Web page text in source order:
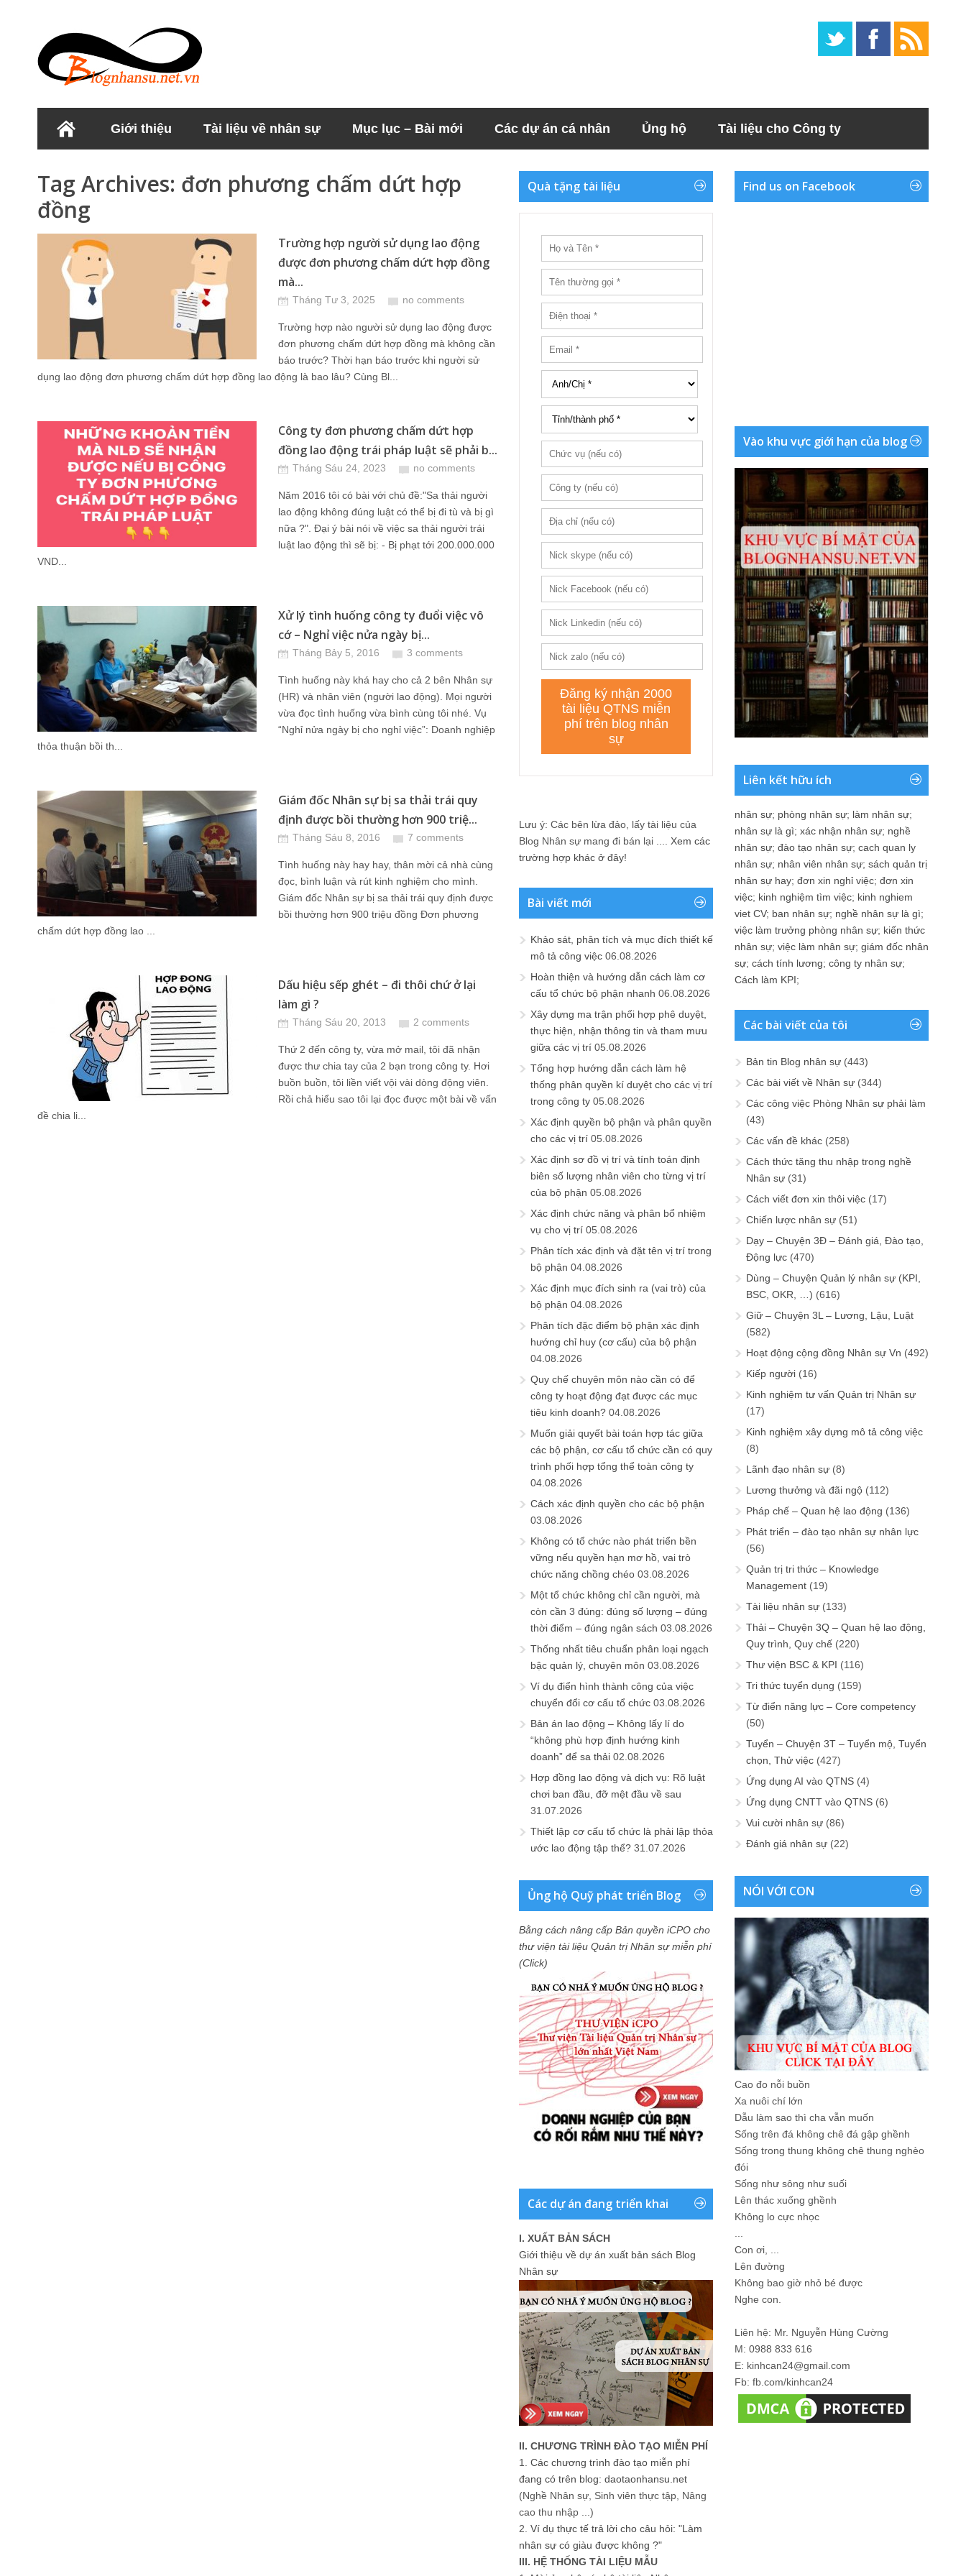
Giới thiệu Tài liệu về nhân sự Mục lục – Bài mới Các dự án cá nhân Ủng hộ Tài liệu cho Công ty
Tag Archives: đơn phương chấm dứt hợp
đồng
Trường hợp người sử dụng lao động
được đơn phương chấm dứt hợp đồng
mà...
Tháng Tư 3, 2025 no comments
Trường hợp nào người sử dụng lao động được
đơn phương chấm dứt hợp đồng mà không cần
báo trước? Thời hạn báo trước khi người sử
dụng lao động đơn phương chấm dứt hợp đồng lao động là bao lâu? Cùng Bl...
Công ty đơn phương chấm dứt hợp
đồng lao động trái pháp luật sẽ phải b...
Tháng Sáu 24, 2023 no comments
Năm 2016 tôi có bài với chủ đề:"Sa thải người
lao động không đúng luật có thể bị đi tù và bị gì
nữa ?". Đại ý bài nói về việc sa thải người trái
luật lao động thì sẽ bị: - Bị phạt tới 200.000.000
VND...
Xử lý tình huống công ty đuổi việc vô
cớ – Nghỉ việc nửa ngày bị...
Tháng Bảy 5, 2016 3 comments
Tình huống này khá hay cho cả 2 bên Nhân sự
(HR) và nhân viên (người lao động). Mọi người
vừa đọc tình huống vừa bình cùng tôi nhé. Vụ
“Nghỉ nửa ngày bị cho nghỉ việc”: Doanh nghiệp
thỏa thuận bồi th...
Giám đốc Nhân sự bị sa thải trái quy
định được bồi thường hơn 900 triệ...
Tháng Sáu 8, 2016 7 comments
Tình huống này hay hay, thân mời cả nhà cùng
đọc, bình luận và rút kinh nghiệm cho mình.
Giám đốc Nhân sự bị sa thải trái quy định được
bồi thường hơn 900 triệu đồng Đơn phương
chấm dứt hợp đồng lao ...
Dấu hiệu sếp ghét – đi thôi chứ ở lại
làm gì ?
Tháng Sáu 20, 2013 2 comments
Thứ 2 đến công ty, vừa mở mail, tôi đã nhận
được thư chia tay của 2 bạn trong công ty. Hơi
buồn buồn, tôi liền viết vội vài dòng động viên.
Rồi chả hiểu sao tôi lại đọc được một bài về vấn
đề chia li...
Quà tặng tài liệu
Lưu ý: Các bên lừa đảo, lấy tài liệu của
Blog Nhân sự mang đi bán lại .... Xem các
trường hợp khác ở đây!
Bài viết mới
Khảo sát, phân tích và mục đích thiết kế
mô tả công việc 06.08.2026
Hoàn thiện và hướng dẫn cách làm cơ
cấu tổ chức bộ phận nhanh 06.08.2026
Xây dựng ma trận phối hợp phê duyệt,
thực hiện, nhận thông tin và tham mưu
giữa các vị trí 05.08.2026
Tổng hợp hướng dẫn cách làm hệ
thống phân quyền kí duyệt cho các vị trí
trong công ty 05.08.2026
Xác định quyền bộ phận và phân quyền
cho các vị trí 05.08.2026
Xác định sơ đồ vị trí và tính toán định
biên số lượng nhân viên cho từng vị trí
của bộ phận 05.08.2026
Xác định chức năng và phân bổ nhiệm
vụ cho vị trí 05.08.2026
Phân tích xác định và đặt tên vị trí trong
bộ phận 04.08.2026
Xác định mục đích sinh ra (vai trò) của
bộ phận 04.08.2026
Phân tích đặc điểm bộ phận xác định
hướng chỉ huy (cơ cấu) của bộ phận
04.08.2026
Quy chế chuyên môn nào cần có để
công ty hoạt động đạt được các mục
tiêu kinh doanh? 04.08.2026
Muốn giải quyết bài toán hợp tác giữa
các bộ phận, cơ cấu tổ chức cần có quy
trình phối hợp tổng thể toàn công ty
04.08.2026
Cách xác định quyền cho các bộ phận
03.08.2026
Không có tổ chức nào phát triển bền
vững nếu quyền hạn mơ hồ, vai trò
chức năng chồng chéo 03.08.2026
Một tổ chức không chỉ cần người, mà
còn cần 3 đúng: đúng số lượng – đúng
thời điểm – đúng ngân sách 03.08.2026
Thống nhất tiêu chuẩn phân loại ngạch
bậc quản lý, chuyên môn 03.08.2026
Ví dụ điển hình thành công của việc
chuyển đổi cơ cấu tổ chức 03.08.2026
Bản án lao động – Không lấy lí do
“không phù hợp định hướng kinh
doanh” để sa thải 02.08.2026
Hợp đồng lao động và dịch vụ: Rõ luật
chơi ban đầu, đỡ mệt đầu về sau
31.07.2026
Thiết lập cơ cấu tổ chức là phải lập thỏa
ước lao động tập thể? 31.07.2026
Ủng hộ Quỹ phát triển Blog
Bằng cách nâng cấp Bản quyền iCPO cho
thư viện tài liệu Quản trị Nhân sự miễn phí
(Click)
Các dự án đang triển khai
I. XUẤT BẢN SÁCH
Giới thiệu về dự án xuất bản sách Blog
Nhân sự
II. CHƯƠNG TRÌNH ĐÀO TẠO MIỄN PHÍ
1. Các chương trình đào tạo miễn phí
đang có trên blog: daotaonhansu.net
(Nghề Nhân sự, Sinh viên thực tập, Nâng
cao thu nhập ...)
2. Ví dụ thực tế trả lời cho câu hỏi: "Làm
nhân sự có giàu được không ?"
III. HỆ THỐNG TÀI LIỆU MẪU
Find us on Facebook
Vào khu vực giới hạn của blog
Liên kết hữu ích
nhân sự; phòng nhân sự; làm nhân sự;
nhân sự là gì; xác nhận nhân sự; nghề
nhân sự; đào tạo nhân sự; cach quan ly
nhân sự; nhân viên nhân sự; sách quản trị
nhân sự hay; đơn xin nghỉ việc; đơn xin
việc; kinh nghiệm tìm việc; kinh nghiem
viet CV; ban nhân sự; nghề nhân sự là gì;
việc làm trưởng phòng nhân sự; kiến thức
nhân sự; việc làm nhân sự; giám đốc nhân
sự; cách tính lương; công ty nhân sự;
Cách làm KPI;
Các bài viết của tôi
Bản tin Blog nhân sự (443)
Các bài viết về Nhân sự (344)
Các công việc Phòng Nhân sự phải làm
(43)
Các vấn đề khác (258)
Cách thức tăng thu nhập trong nghề
Nhân sự (31)
Cách viết đơn xin thôi việc (17)
Chiến lược nhân sự (51)
Dạy – Chuyện 3Đ – Đánh giá, Đào tạo,
Động lực (470)
Dùng – Chuyện Quản lý nhân sự (KPI,
BSC, OKR, …) (616)
Giữ – Chuyện 3L – Lương, Lậu, Luật
(582)
Hoạt động cộng đồng Nhân sự Vn (492)
Kiếp người (16)
Kinh nghiệm tư vấn Quản trị Nhân sự
(17)
Kinh nghiệm xây dựng mô tả công việc
(8)
Lãnh đạo nhân sự (8)
Lương thưởng và đãi ngộ (112)
Pháp chế – Quan hệ lao động (136)
Phát triển – đào tạo nhân sự nhân lực
(56)
Quản trị tri thức – Knowledge
Management (19)
Tài liệu nhân sự (133)
Thải – Chuyện 3Q – Quan hệ lao động,
Quy trình, Quy chế (220)
Thư viện BSC & KPI (116)
Tri thức tuyển dụng (159)
Từ điển năng lực – Core competency
(50)
Tuyển – Chuyện 3T – Tuyển mộ, Tuyển
chọn, Thử việc (427)
Ứng dụng AI vào QTNS (4)
Ứng dụng CNTT vào QTNS (6)
Vui cười nhân sự (86)
Đánh giá nhân sự (22)
NÓI VỚI CON
Cao đo nỗi buồn
Xa nuôi chí lớn
Dẫu làm sao thì cha vẫn muốn
Sống trên đá không chê đá gập ghềnh
Sống trong thung không chê thung nghèo
đói
Sống như sông như suối
Lên thác xuống ghềnh
Không lo cực nhọc
Con ơi, ...
Lên đường
Không bao giờ nhỏ bé được
Nghe con.
Liên hệ: Mr. Nguyễn Hùng Cường
M: 0988 833 616
E: kinhcan24@gmail.com
Fb: fb.com/kinhcan24